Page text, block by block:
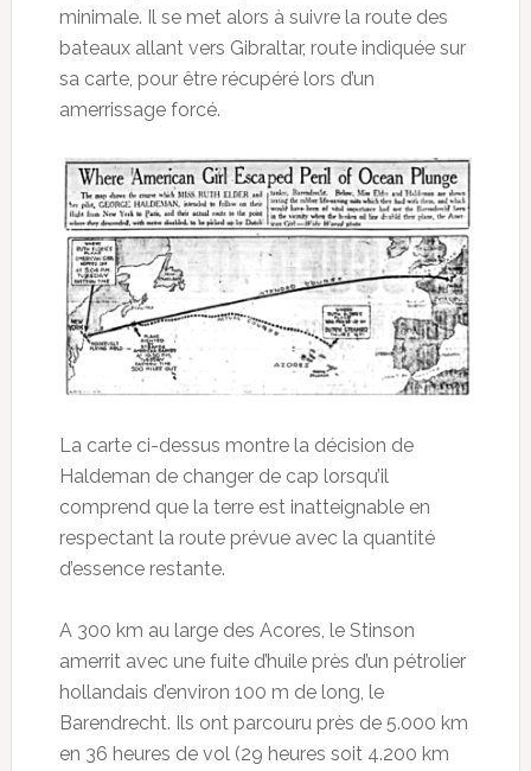
minimale. Il se met alors à suivre la route des
bateaux allant vers Gibraltar, route indiquée sur
sa carte, pour être récupéré lors d’un
amerrissage forcé.
La carte ci-dessus montre la décision de
Haldeman de changer de cap lorsqu’il
comprend que la terre est inatteignable en
respectant la route prévue avec la quantité
d’essence restante.
A 300 km au large des Acores, le Stinson
amerrit avec une fuite d’huile près d’un pétrolier
hollandais d’environ 100 m de long, le
Barendrecht. Ils ont parcouru près de 5.000 km
en 36 heures de vol (29 heures soit 4.200 km